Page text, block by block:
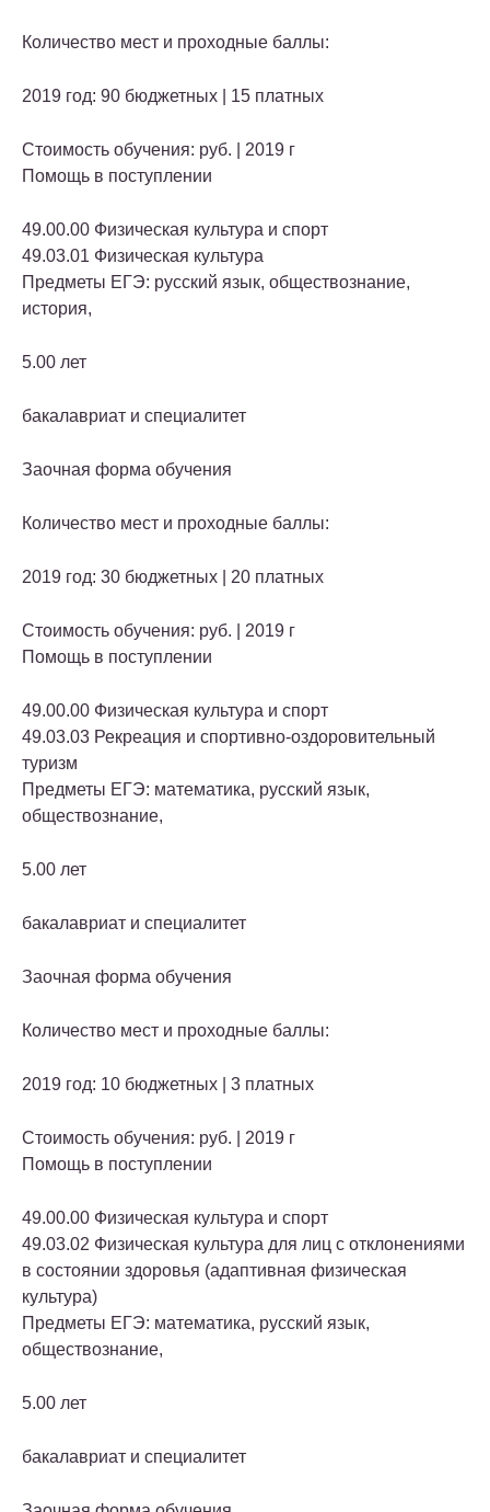
Количество мест и проходные баллы:
2019 год: 90 бюджетных | 15 платных
Стоимость обучения: руб. | 2019 г
Помощь в поступлении
49.00.00 Физическая культура и спорт
49.03.01 Физическая культура
Предметы ЕГЭ: русский язык, обществознание,
история,
5.00 лет
бакалавриат и специалитет
Заочная форма обучения
Количество мест и проходные баллы:
2019 год: 30 бюджетных | 20 платных
Стоимость обучения: руб. | 2019 г
Помощь в поступлении
49.00.00 Физическая культура и спорт
49.03.03 Рекреация и спортивно-оздоровительный
туризм
Предметы ЕГЭ: математика, русский язык,
обществознание,
5.00 лет
бакалавриат и специалитет
Заочная форма обучения
Количество мест и проходные баллы:
2019 год: 10 бюджетных | 3 платных
Стоимость обучения: руб. | 2019 г
Помощь в поступлении
49.00.00 Физическая культура и спорт
49.03.02 Физическая культура для лиц с отклонениями
в состоянии здоровья (адаптивная физическая
культура)
Предметы ЕГЭ: математика, русский язык,
обществознание,
5.00 лет
бакалавриат и специалитет